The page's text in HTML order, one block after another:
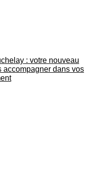
: votre nouveau
accompagner dans vos